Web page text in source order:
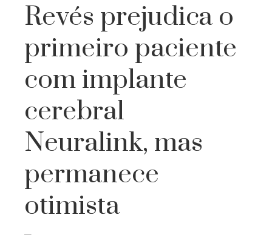
Revés prejudica o
primeiro paciente
com implante
cerebral
Neuralink, mas
permanece
otimista